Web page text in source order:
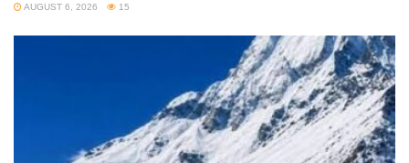
AUGUST 6, 2026 15